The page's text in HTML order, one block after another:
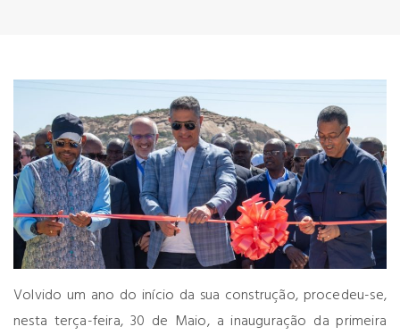
Volvido um ano do início da sua construção, procedeu-se,
nesta terça-feira, 30 de Maio, a inauguração da primeira